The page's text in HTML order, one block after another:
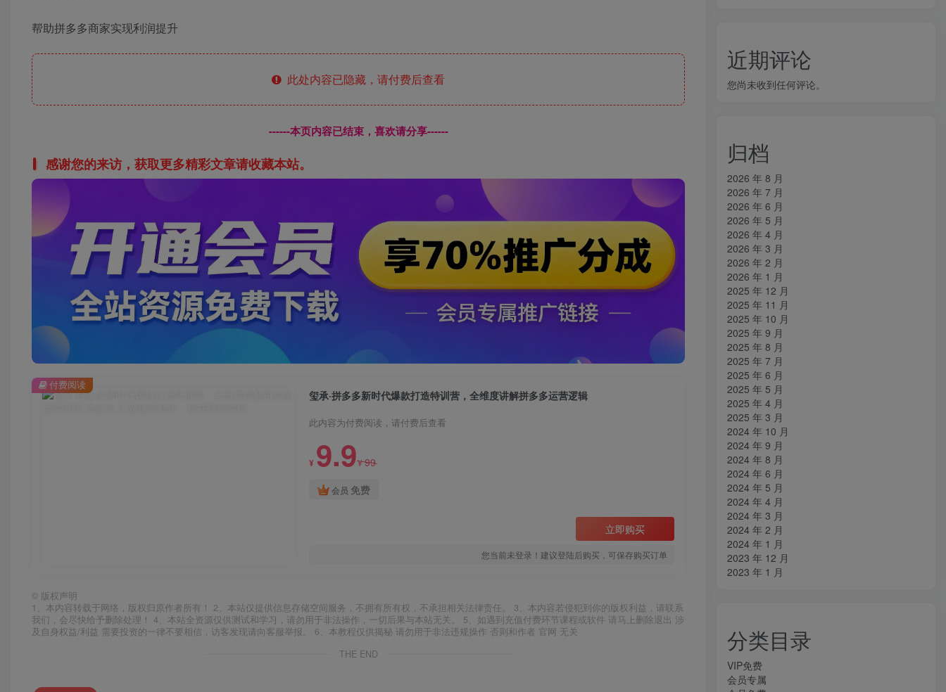
帮助拼多多商家实现利润提升
此处内容已隐藏，请付费后查看
------本页内容已结束，喜欢请分享------
感谢您的来访，获取更多精彩文章请收藏本站。
玺承·拼多多新时代爆款打造特训营，全维度讲解拼多多运营逻辑
此内容为付费阅读，请付费后查看
¥ 9.9¥99
会员 免费
立即购买
您当前未登录！建议登陆后购买，可保存购买订单
付费阅读
© 版权声明
1、本内容转载于网络，版权归原作者所有！ 2、本站仅提供信息存储空间服务，不拥有所有权，不承担相关法律责任。 3、本内容若侵犯到你的版权利益，请联系
我们，会尽快给予删除处理！ 4、本站全资源仅供测试和学习，请勿用于非法操作，一切后果与本站无关。 5、如遇到充值付费环节课程或软件 请马上删除退出 涉
及自身权益/利益 需要投资的一律不要相信，访客发现请向客服举报。 6、本教程仅供揭秘 请勿用于非法违规操作 否则和作者 官网 无关
THE END
近期评论
您尚未收到任何评论。
归档
2026 年 8 月
2026 年 7 月
2026 年 6 月
2026 年 5 月
2026 年 4 月
2026 年 3 月
2026 年 2 月
2026 年 1 月
2025 年 12 月
2025 年 11 月
2025 年 10 月
2025 年 9 月
2025 年 8 月
2025 年 7 月
2025 年 6 月
2025 年 5 月
2025 年 4 月
2025 年 3 月
2024 年 10 月
2024 年 9 月
2024 年 8 月
2024 年 6 月
2024 年 5 月
2024 年 4 月
2024 年 3 月
2024 年 2 月
2024 年 1 月
2023 年 12 月
2023 年 1 月
分类目录
VIP免费
会员专属